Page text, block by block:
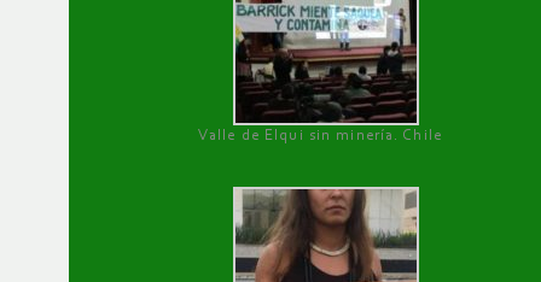
Valle de Elqui sin minería. Chile